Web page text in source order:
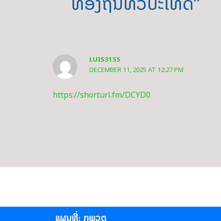
LUIS3155
DECEMBER 11, 2025 AT 12:27 PM
https://shorturl.fm/DCYD0
ແຜນທີ່: ກພວຕ